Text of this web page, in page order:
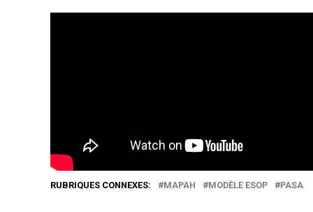
RUBRIQUES CONNEXES: MAPAH MODÈLE ESOP PASA